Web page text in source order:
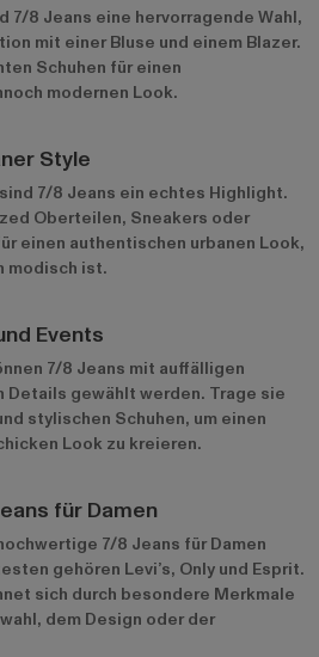
7/8 Jeans eine hervorragende Wahl,
mit einer Bluse und einem Blazer.
Schuhen für einen
modernen Look.
Style
7/8 Jeans ein echtes Highlight.
Oberteilen, Sneakers oder
einen authentischen urbanen Look,
modisch ist.
Events
7/8 Jeans mit auffälligen
Details gewählt werden. Trage sie
stylischen Schuhen, um einen
Look zu kreieren.
für Damen
7/8 Jeans für Damen
gehören Levi’s, Only und Esprit.
sich durch besondere Merkmale
dem Design oder der